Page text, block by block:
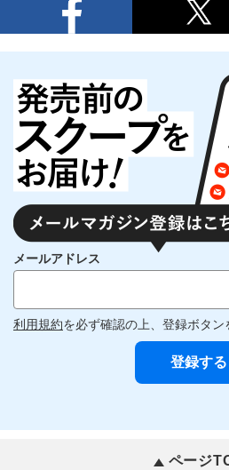
メールアドレス
利用規約を必ず確認の上、登録ボタン
ページ